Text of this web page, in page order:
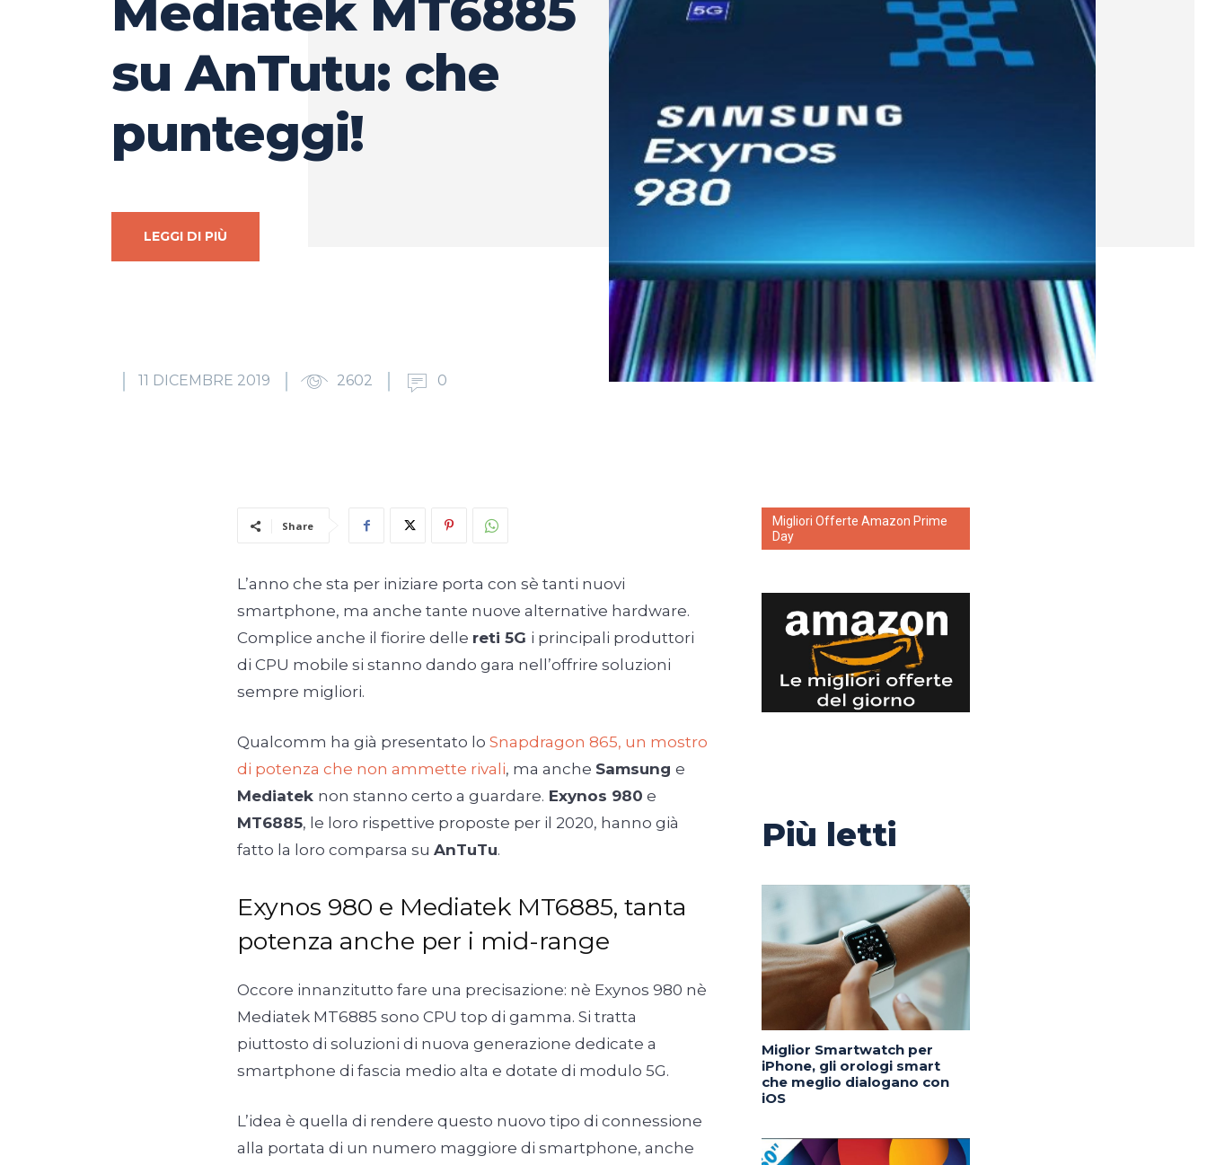
Mediatek MT6885
su AnTutu: che
punteggi!
LEGGI DI PIÙ
11 DICEMBRE 2019 2602 0
Share
L’anno che sta per iniziare porta con sè tanti nuovi
smartphone, ma anche tante nuove alternative hardware.
Complice anche il fiorire delle reti 5G i principali produttori
di CPU mobile si stanno dando gara nell’offrire soluzioni
sempre migliori.
Qualcomm ha già presentato lo Snapdragon 865, un mostro
di potenza che non ammette rivali, ma anche Samsung e
Mediatek non stanno certo a guardare. Exynos 980 e
MT6885, le loro rispettive proposte per il 2020, hanno già
fatto la loro comparsa su AnTuTu.
Exynos 980 e Mediatek MT6885, tanta
potenza anche per i mid-range
Occore innanzitutto fare una precisazione: nè Exynos 980 nè
Mediatek MT6885 sono CPU top di gamma. Si tratta
piuttosto di soluzioni di nuova generazione dedicate a
smartphone di fascia medio alta e dotate di modulo 5G.
L’idea è quella di rendere questo nuovo tipo di connessione
alla portata di un numero maggiore di smartphone, anche
Migliori Offerte Amazon Prime
Day
Più letti
Miglior Smartwatch per
iPhone, gli orologi smart
che meglio dialogano con
iOS